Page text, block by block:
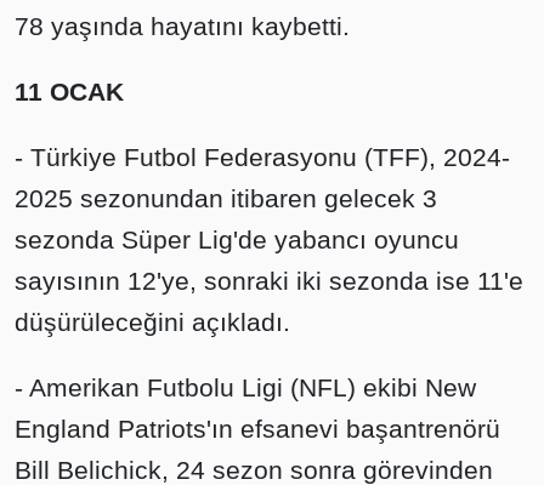
78 yaşında hayatını kaybetti.
11 OCAK
- Türkiye Futbol Federasyonu (TFF), 2024-
2025 sezonundan itibaren gelecek 3
sezonda Süper Lig'de yabancı oyuncu
sayısının 12'ye, sonraki iki sezonda ise 11'e
düşürüleceğini açıkladı.
- Amerikan Futbolu Ligi (NFL) ekibi New
England Patriots'ın efsanevi başantrenörü
Bill Belichick, 24 sezon sonra görevinden